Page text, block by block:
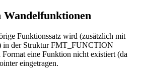
Funktionssatz wird (zusätzlich mit
in der Struktur FMT_FUNCTION
Format eine Funktion nicht existiert (da
eingetragen.